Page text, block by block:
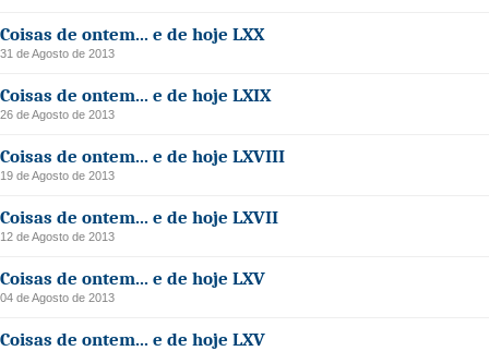
Coisas de ontem... e de hoje LXX
31 de Agosto de 2013
Coisas de ontem... e de hoje LXIX
26 de Agosto de 2013
Coisas de ontem... e de hoje LXVIII
19 de Agosto de 2013
Coisas de ontem... e de hoje LXVII
12 de Agosto de 2013
Coisas de ontem... e de hoje LXV
04 de Agosto de 2013
Coisas de ontem... e de hoje LXV